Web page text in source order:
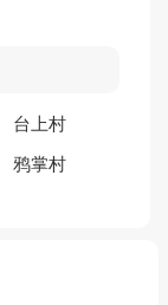
台上村
鸦掌村